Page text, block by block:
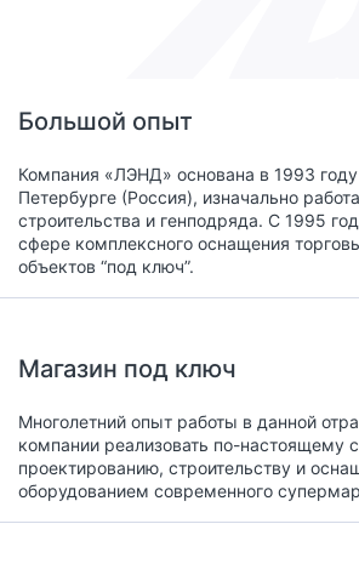
Большой опыт
Компания «ЛЭНД» основана в 1993
Петербурге (Россия), изначально
строительства и генподряда. С 1995
сфере комплексного оснащения
объектов “под ключ”.
Магазин под ключ
Многолетний опыт работы в данной
компании реализовать по-настоящему
проектированию, строительству и
оборудованием современного